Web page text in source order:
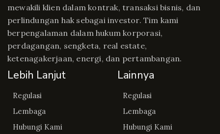
mewakili klien dalam kontrak, transaksi bisnis, dan
perlindungan hak sebagai investor. Tim kami
berpengalaman dalam hukum korporasi,
perdagangan, sengketa, real estate,
ketenagakerjaan, energi, dan pertambangan.
Lebih Lanjut
Regulasi
Lembaga
Hubungi Kami
Lainnya
Regulasi
Lembaga
Hubungi Kami